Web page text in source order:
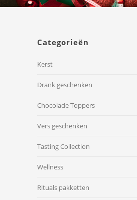
Categorieën
Kerst
Drank geschenken
Chocolade Toppers
Vers geschenken
Tasting Collection
Wellness
Rituals pakketten